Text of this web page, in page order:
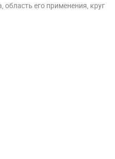
область его применения, круг